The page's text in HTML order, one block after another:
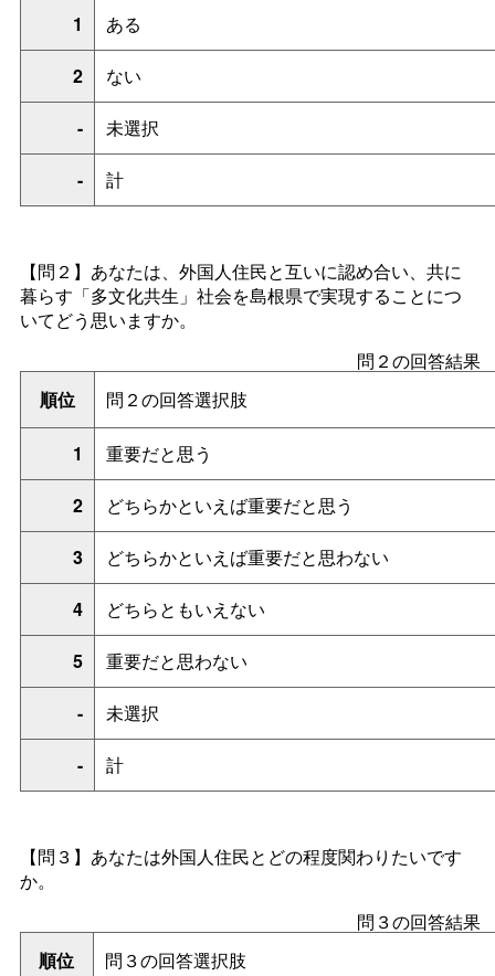
1 ある
2 ない
- 未選択
- 計
【問２】あなたは、外国人住民と互いに認め合い、共に
暮らす「多文化共生」社会を島根県で実現することにつ
いてどう思いますか。
問２の回答結果
順位
問２の回答選択肢
1 重要だと思う
2 どちらかといえば重要だと思う
3 どちらかといえば重要だと思わない
4 どちらともいえない
5 重要だと思わない
- 未選択
- 計
【問３】 あなたは外国人住民とどの程度関わりたいです
か。
問３の回答結果
順位
問３の回答選択肢